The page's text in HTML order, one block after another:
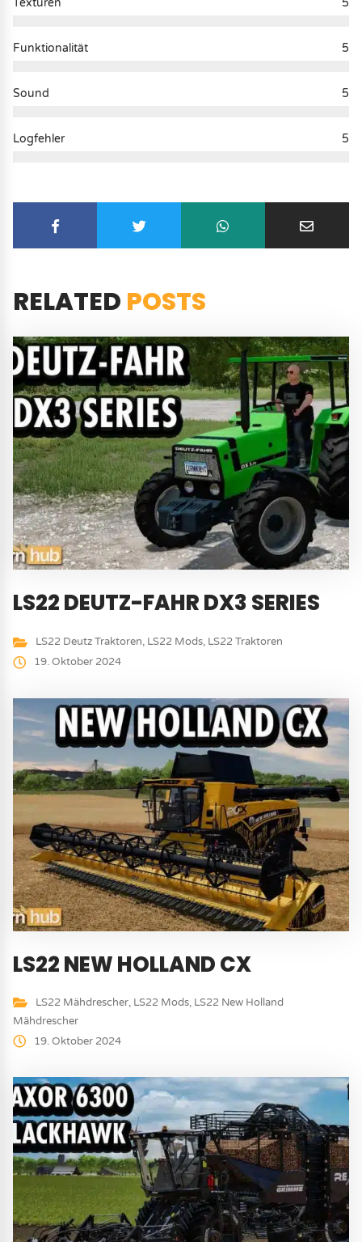
Funktionalität 5
Sound 5
Logfehler 5
RELATED POSTS
LS22 DEUTZ-FAHR DX3 SERIES
LS22 Deutz Traktoren, LS22 Mods, LS22 Traktoren
19. Oktober 2024
LS22 NEW HOLLAND CX
LS22 Mähdrescher, LS22 Mods, LS22 New Holland
Mähdrescher
19. Oktober 2024